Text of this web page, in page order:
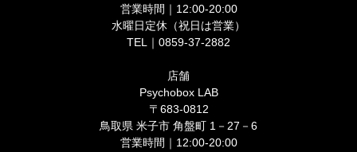
営業時間｜12:00-20:00
水曜日定休（祝日は営業）
TEL｜0859-37-2882
店舗
Psychobox LAB
〒683-0812
鳥取県 米子市 角盤町 1－27－6
営業時間｜12:00-20:00